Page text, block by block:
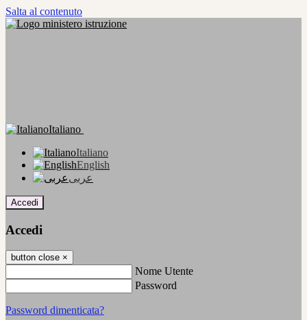
Salta al contenuto
Italiano
Italiano
English
عربى
Accedi
Accedi
button close ×
Nome Utente
Password
Password dimenticata?